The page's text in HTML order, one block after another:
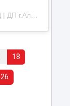
18
26